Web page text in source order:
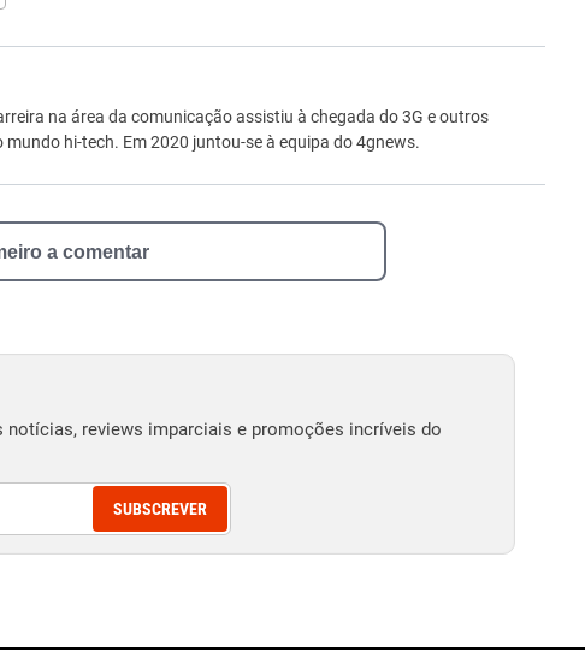
procurona área da comunicação assistiu à chegada do 3G e outros
hi-tech. Em 2020 juntou-se à equipa do 4gnews.
a comentar
notícias, reviews imparciais e promoções incríveis do
SUBSCREVER